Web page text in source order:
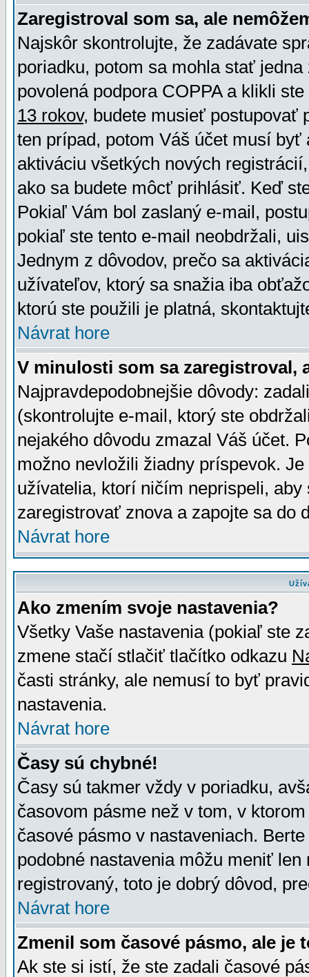
Zaregistroval som sa, ale
Najskôr skontrolujte, že zadávate
poriadku, potom sa mohla stať
povolená podpora COPPA a klikli
13 rokov, budete musieť postupovať
ten prípad, potom Váš účet musí
aktiváciu všetkých nových
ako sa budete môcť prihlásiť. Keď
Pokiaľ Vám bol zaslaný e-mail,
pokiaľ ste tento e-mail neobdržali,
Jednym z dôvodov, prečo sa
užívateľov, ktorý sa snažia iba
ktorú ste použili je platná,
Návrat hore
V minulosti som sa zaregistroval,
Najpravdepodobnejšie dôvody:
(skontrolujte e-mail, ktorý ste
nejakého dôvodu zmazal Váš účet.
možno nevložili žiadny príspevok.
užívatelia, ktorí ničím neprispeli,
zaregistrovať znova a zapojte sa do
Návrat hore
Ako zmením svoje nastavenia?
Všetky Vaše nastavenia (pokiaľ ste
zmene stačí stlačiť tlačítko odkazu
časti stránky, ale nemusí to byť
nastavenia.
Návrat hore
Časy sú chybné!
Časy sú takmer vždy v poriadku,
časovom pásme než v tom, v
časové pásmo v nastaveniach.
podobné nastavenia môžu meniť
registrovaný, toto je dobrý dôvod,
Návrat hore
Zmenil som časové pásmo, ale je
Ak ste si istí, že ste zadali časové